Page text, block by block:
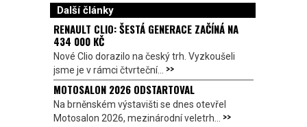
Další články
RENAULT CLIO: ŠESTÁ GENERACE ZAČÍNÁ NA
434 000 KČ
Nové Clio dorazilo na český trh. Vyzkoušeli
jsme je v rámci čtvrteční... >>
MOTOSALON 2026 ODSTARTOVAL
Na brněnském výstavišti se dnes otevřel
Motosalon 2026, mezinárodní veletrh... >>